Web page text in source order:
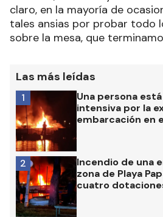
claro, en la mayoría de
tales ansias por probar todo
sobre la mesa, que
Las más leídas
Una persona
intensiva por la
embarcación en
1
Incendio de una
zona de Playa
cuatro
2